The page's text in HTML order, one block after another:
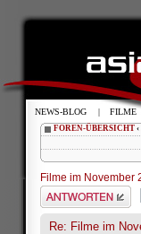
FOREN-ÜBERSICHT ‹
Filme im November
Antwort schreiben
Re: Filme im
NEWS-BLOG | FILME